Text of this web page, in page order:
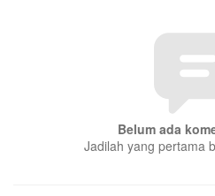
Belum ada
Jadilah yang pertama